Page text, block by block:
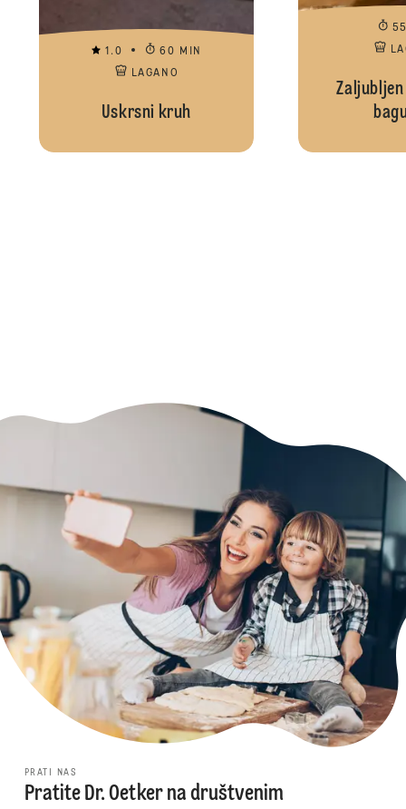
1.0
60 MIN
LAGANO
Uskrsni kruh
PRATI NAS
Pratite Dr. Oetker na društvenim